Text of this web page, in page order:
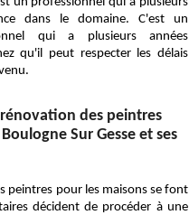
dans le domaine. C'est un
qui a plusieurs années
qu'il peut respecter les délais
des peintres
Sur Gesse et ses
peintres pour les maisons se font
décident de procéder à une